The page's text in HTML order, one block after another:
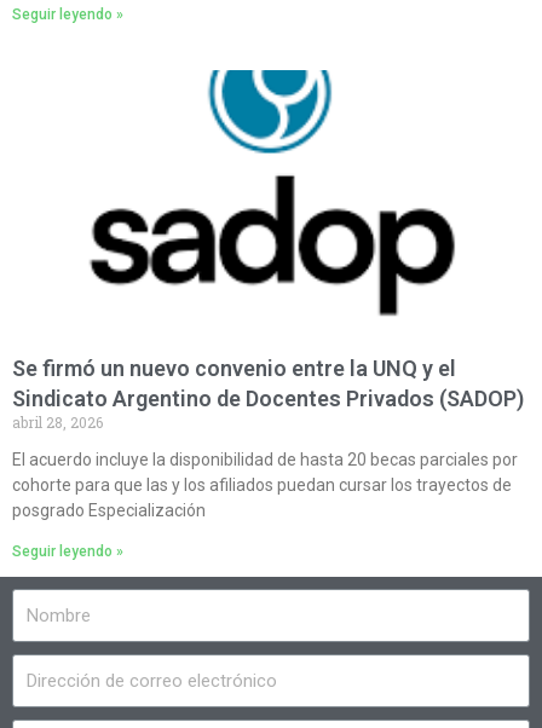
Seguir leyendo »
Se firmó un nuevo convenio entre la UNQ y el
Sindicato Argentino de Docentes Privados (SADOP)
abril 28, 2026
El acuerdo incluye la disponibilidad de hasta 20 becas parciales por
cohorte para que las y los afiliados puedan cursar los trayectos de
posgrado Especialización
Seguir leyendo »